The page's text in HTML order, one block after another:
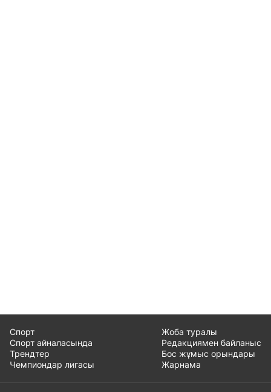
Спорт
Спорт айналасында
Трендтер
Чемпиондар лигасы
Жоба туралы
Редакциямен байланыс
Бос жұмыс орындары
Жарнама